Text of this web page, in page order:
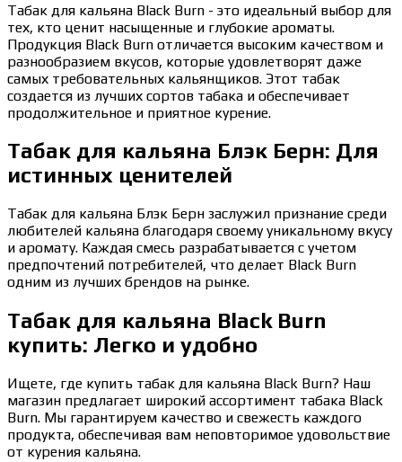
Табак для кальяна Black Burn - это идеальный выбор для
тех, кто ценит насыщенные и глубокие ароматы.
Продукция Black Burn отличается высоким качеством и
разнообразием вкусов, которые удовлетворят даже
самых требовательных кальянщиков. Этот табак
создается из лучших сортов табака и обеспечивает
продолжительное и приятное курение.
Табак для кальяна Блэк Берн: Для
истинных ценителей
Табак для кальяна Блэк Берн заслужил признание среди
любителей кальяна благодаря своему уникальному вкусу
и аромату. Каждая смесь разрабатывается с учетом
предпочтений потребителей, что делает Black Burn
одним из лучших брендов на рынке.
Табак для кальяна Black Burn
купить: Легко и удобно
Ищете, где купить табак для кальяна Black Burn? Наш
магазин предлагает широкий ассортимент табака Black
Burn. Мы гарантируем качество и свежесть каждого
продукта, обеспечивая вам неповторимое удовольствие
от курения кальяна.